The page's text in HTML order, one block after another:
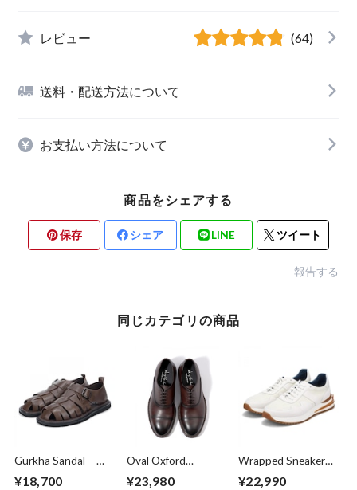
レビュー (64)
送料・配送方法について
お支払い方法について
商品をシェアする
保存 シェア LINE ツイート
報告する
同じカテゴリの商品
Gurkha Sandal
Dark Brown
¥18,700
Oval Oxford
Shoes Brown
¥23,980
Wrapped Sneaker
White
¥22,990